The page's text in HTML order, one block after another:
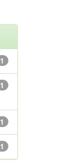
1
1
1
1